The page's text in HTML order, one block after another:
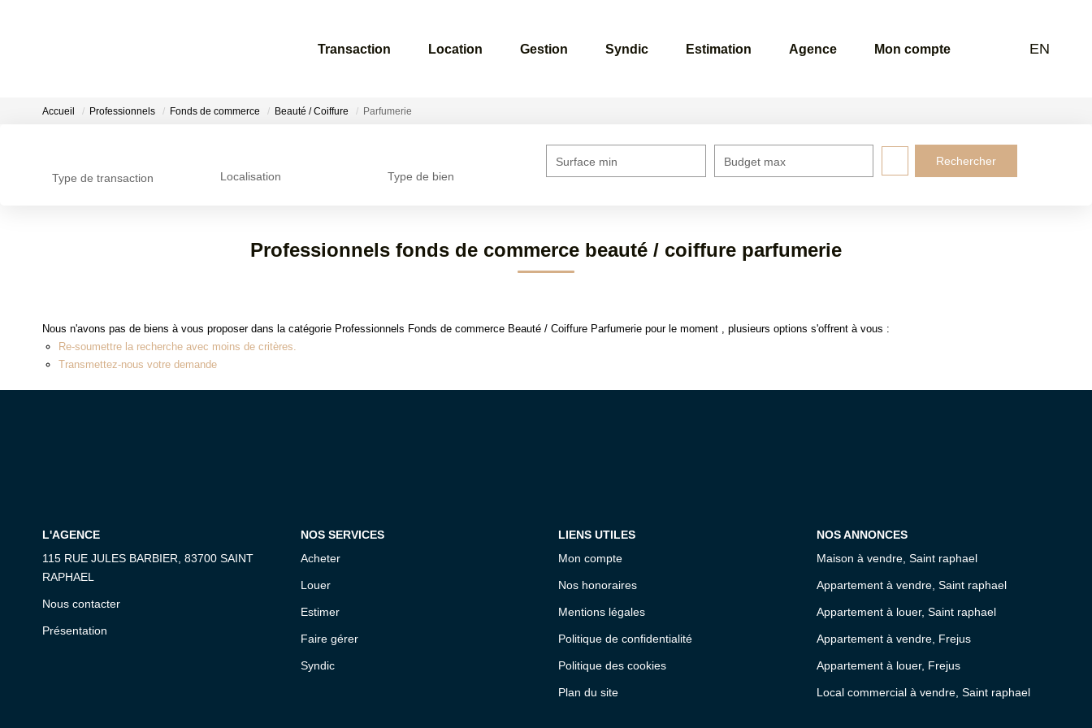
Transaction Location Gestion Syndic Estimation Agence Mon compte EN
Accueil Professionnels Fonds de commerce Beauté / Coiffure Parfumerie
Type de transaction Localisation Type de bien
Surface min Budget max
Professionnels fonds de commerce beauté / coiffure parfumerie
Nous n'avons pas de biens à vous proposer dans la catégorie Professionnels Fonds de commerce Beauté / Coiffure Parfumerie pour le moment , plusieurs options s'offrent à vous :
Re-soumettre la recherche avec moins de critères.
Transmettez-nous votre demande
L'AGENCE
115 RUE JULES BARBIER, 83700 SAINT
RAPHAEL
Nous contacter
Présentation
NOS SERVICES
Acheter
Louer
Estimer
Faire gérer
Syndic
LIENS UTILES
Mon compte
Nos honoraires
Mentions légales
Politique de confidentialité
Politique des cookies
Plan du site
NOS ANNONCES
Maison à vendre, Saint raphael
Appartement à vendre, Saint raphael
Appartement à louer, Saint raphael
Appartement à vendre, Frejus
Appartement à louer, Frejus
Local commercial à vendre, Saint raphael